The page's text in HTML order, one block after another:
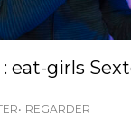
eat-girls
REGARDER